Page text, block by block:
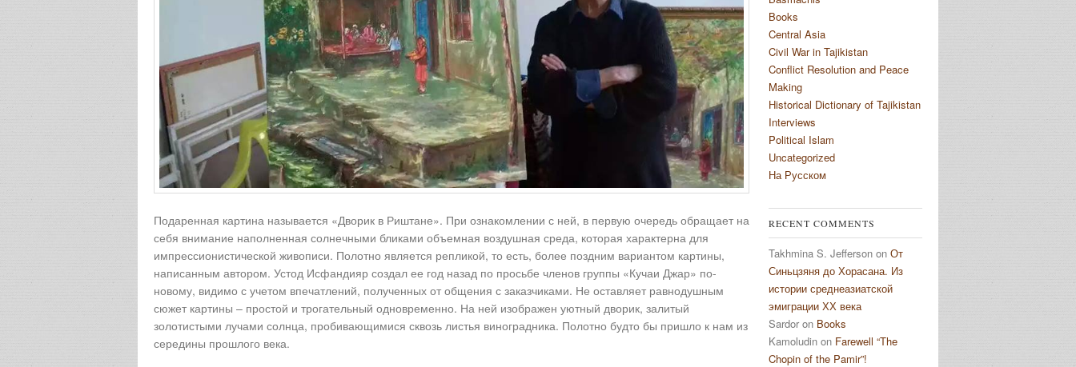
Подаренная картина называется «Дворик в Риштане». При ознакомлении с ней, в первую очередь обращает на
себя внимание наполненная солнечными бликами объемная воздушная среда, которая характерна для
импрессионистической живописи. Полотно является репликой, то есть, более поздним вариантом картины,
написанным автором. Устод Исфандияр создал ее год назад по просьбе членов группы «Кучаи Джар» по-
новому, видимо с учетом впечатлений, полученных от общения с заказчиками. Не оставляет равнодушным
сюжет картины – простой и трогательный одновременно. На ней изображен уютный дворик, залитый
золотистыми лучами солнца, пробивающимися сквозь листья виноградника. Полотно будто бы пришло к нам из
середины прошлого века.
Books
Central Asia
Civil War in Tajikistan
Conflict Resolution and Peace
Making
Historical Dictionary of Tajikistan
Interviews
Political Islam
Uncategorized
На Русском
RECENT COMMENTS
Takhmina S. Jefferson on От
Синьцзяня до Хорасана. Из
истории среднеазиатской
эмиграции ХХ века
Sardor on Books
Kamoludin on Farewell “The
Chopin of the Pamir”!